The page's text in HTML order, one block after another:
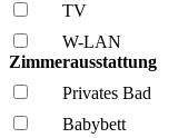
TV
W-LAN
Zimmerausstattung
Privates Bad
Babybett